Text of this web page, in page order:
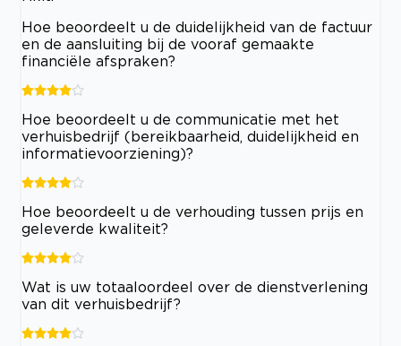
Hoe beoordeelt u de duidelijkheid van de factuur
en de aansluiting bij de vooraf gemaakte
financiële afspraken?
Hoe beoordeelt u de communicatie met het
verhuisbedrijf (bereikbaarheid, duidelijkheid en
informatievoorziening)?
Hoe beoordeelt u de verhouding tussen prijs en
geleverde kwaliteit?
Wat is uw totaaloordeel over de dienstverlening
van dit verhuisbedrijf?